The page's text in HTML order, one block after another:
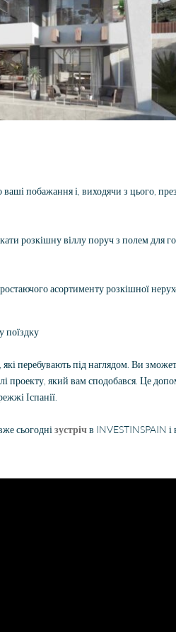
ваші побажання і, виходячи з цього,
розкішну віллу поруч з полем для
асортименту розкішної
поїздку
які перебувають під наглядом. Ви
проекту, який вам сподобався. Це
Іспанії.
сьогоднізустрічв INVESTINSPAIN і
klant